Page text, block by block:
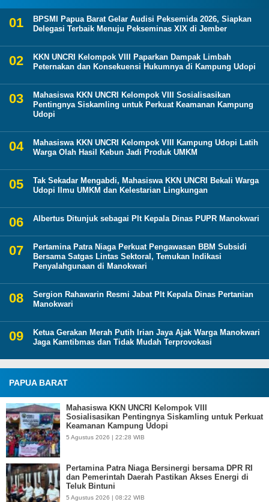
BPSMI Papua Barat Gelar Audisi Peksemida 2026, Siapkan
Delegasi Terbaik Menuju Pekseminas XIX di Jember
KKN UNCRI Kelompok VIII Paparkan Dampak Limbah
Peternakan dan Konsekuensi Hukumnya di Kampung Udopi
Mahasiswa KKN UNCRI Kelompok VIII Sosialisasikan
Pentingnya Siskamling untuk Perkuat Keamanan Kampung
Udopi
Mahasiswa KKN UNCRI Kelompok VIII Kampung Udopi Latih
Warga Olah Hasil Kebun Jadi Produk UMKM
Tak Sekadar Mengabdi, Mahasiswa KKN UNCRI Bekali Warga
Udopi Ilmu UMKM dan Kelestarian Lingkungan
Albertus Ditunjuk sebagai Plt Kepala Dinas PUPR Manokwari
Pertamina Patra Niaga Perkuat Pengawasan BBM Subsidi
Bersama Satgas Lintas Sektoral, Temukan Indikasi
Penyalahgunaan di Manokwari
Sergion Rahawarin Resmi Jabat Plt Kepala Dinas Pertanian
Manokwari
Ketua Gerakan Merah Putih Irian Jaya Ajak Warga Manokwari
Jaga Kamtibmas dan Tidak Mudah Terprovokasi
PAPUA BARAT
Mahasiswa KKN UNCRI Kelompok VIII
Sosialisasikan Pentingnya Siskamling untuk Perkuat
Keamanan Kampung Udopi
5 Agustus 2026 | 22:28 WIB
Pertamina Patra Niaga Bersinergi bersama DPR RI
dan Pemerintah Daerah Pastikan Akses Energi di
Teluk Bintuni
5 Agustus 2026 | 08:22 WIB